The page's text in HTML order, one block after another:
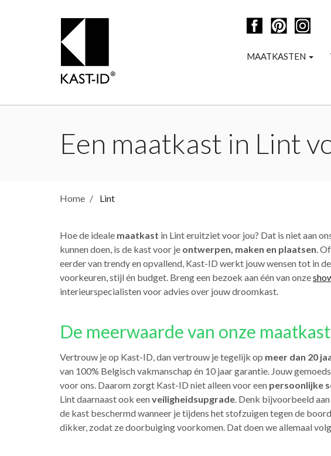
MAATKASTEN
Een maatkast in Lint
Home Lint
Hoe de ideale maatkast in Lint eruitziet voor jou? Dat is niet aan
kunnen doen, is de kast voor je ontwerpen, maken en plaatsen.
eerder van trendy en opvallend, Kast-ID werkt jouw wensen tot in
voorkeuren, stijl én budget. Breng een bezoek aan één van onze
interieurspecialisten voor advies over jouw droomkast.
De meerwaarde van onze
Vertrouw je op Kast-ID, dan vertrouw je tegelijk op meer dan 20
van 100% Belgisch vakmanschap én 10 jaar garantie. Jouw
voor ons. Daarom zorgt Kast-ID niet alleen voor een persoonlijke
Lint daarnaast ook eenveiligheidsupgrade. Denk bijvoorbeeld
de kast beschermd wanneer je tijdens het stofzuigen tegen de
dikker, zodat ze doorbuiging voorkomen. Dat doen we allemaal